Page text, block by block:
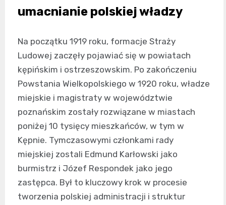
umacnianie polskiej władzy
Na początku 1919 roku, formacje Straży
Ludowej zaczęły pojawiać się w powiatach
kępińskim i ostrzeszowskim. Po zakończeniu
Powstania Wielkopolskiego w 1920 roku, władze
miejskie i magistraty w województwie
poznańskim zostały rozwiązane w miastach
poniżej 10 tysięcy mieszkańców, w tym w
Kępnie. Tymczasowymi członkami rady
miejskiej zostali Edmund Karłowski jako
burmistrz i Józef Respondek jako jego
zastępca. Był to kluczowy krok w procesie
tworzenia polskiej administracji i struktur